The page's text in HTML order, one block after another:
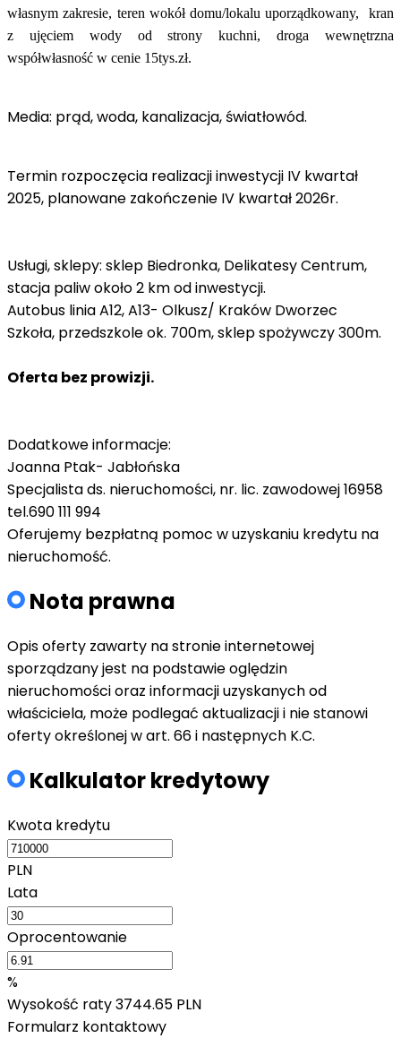
własnym zakresie, teren wokół domu/lokalu uporządkowany,
kran
z ujęciem wody od strony kuchni, droga wewnętrzna
współwłasność w cenie 15tys.zł.
Media: prąd, woda, kanalizacja, światłowód.
Termin rozpoczęcia realizacji inwestycji IV kwartał
2025, planowane zakończenie IV kwartał 2026r.
Usługi, sklepy: sklep Biedronka, Delikatesy Centrum,
stacja paliw około 2 km od inwestycji.
Autobus linia A12, A13- Olkusz/ Kraków Dworzec
Szkoła, przedszkole ok. 700m, sklep spożywczy 300m.
Oferta bez prowizji.
Dodatkowe informacje:
Joanna Ptak- Jabłońska
Specjalista ds. nieruchomości, nr. lic. zawodowej 16958
tel.690 111 994
Oferujemy bezpłatną pomoc w uzyskaniu kredytu na
nieruchomość.
Nota prawna
Opis oferty zawarty na stronie internetowej
sporządzany jest na podstawie oględzin
nieruchomości oraz informacji uzyskanych od
właściciela, może podlegać aktualizacji i nie stanowi
oferty określonej w art. 66 i następnych K.C.
Kalkulator kredytowy
Kwota kredytu
PLN
Lata
Oprocentowanie
%
Wysokość raty3744.65 PLN
Formularz kontaktowy